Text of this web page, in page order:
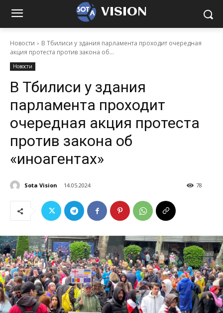
VISION
Новости
В Тбилиси у здания парламента проходит очередная
акция протеста против закона об...
Новости
В Тбилиси у здания
парламента проходит
очередная акция протеста
против закона об
«иноагентах»
Sota Vision 14.05.2024 78